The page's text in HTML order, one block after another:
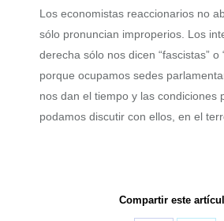
Los economistas reaccionarios no
sólo pronuncian improperios. Los
derecha sólo nos dicen “fascistas” o
porque ocupamos sedes
nos dan el tiempo y las condiciones
podamos discutir con ellos, en el
Compartir este